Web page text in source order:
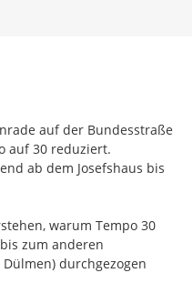
auf der Bundesstraße
auf 30 reduziert.
ab dem Josefshaus bis
warum Tempo 30
zum anderen
durchgezogen